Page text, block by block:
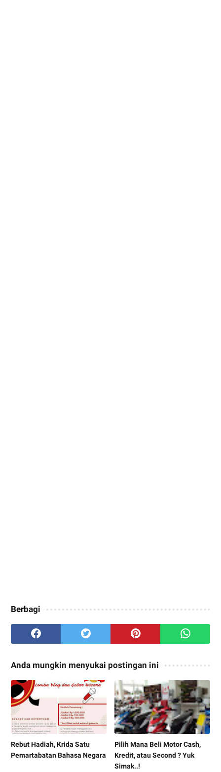
Berbagi
Anda mungkin menyukai postingan ini
Rebut Hadiah, Krida Satu
Pemartabatan Bahasa Negara
Pilih Mana Beli Motor Cash,
Kredit, atau Second ? Yuk
Simak..!